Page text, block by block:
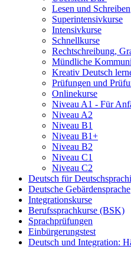
Lesen und Schreiben
Superintensivkurse
Intensivkurse
Schnellkurse
Rechtschreibung,
Mündliche
Kreativ Deutsch
Prüfungen und
Onlinekurse
Niveau A1 - Für
Niveau A2
Niveau B1
Niveau B1+
Niveau B2
Niveau C1
Niveau C2
Deutsch für
Deutsche Gebärdensprache
Integrationskurse
Berufssprachkurse (BSK)
Sprachprüfungen
Einbürgerungstest
Deutsch und Integration: